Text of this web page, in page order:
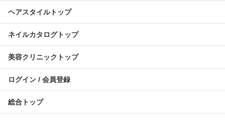
ヘアスタイルトップ
ネイルカタログトップ
美容クリニックトップ
ログイン / 会員登録
総合トップ